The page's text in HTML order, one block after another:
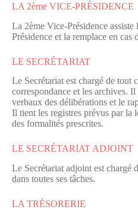
LA 2ème VICE-PRÉSIDENCE
La 2ème Vice-Présidence assiste
Présidence et la remplace en cas
LE SECRÉTARIAT
Le Secrétariat est chargé de tout
correspondance et les archives.
verbaux des délibérations et le
Il tient les registres prévus par la
des formalités prescrites.
LE SECRÉTARIAT ADJOINT
Le Secrétariat adjoint est chargé
dans toutes ses tâches.
LA TRÉSORERIE